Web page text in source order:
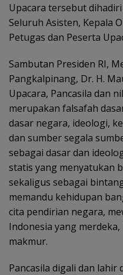
Upacara tersebut
Seluruh Asisten, Kepala
Petugas dan Peserta
Sambutan Presiden RI,
Pangkalpinang, Dr. H.
Upacara, Pancasila dan
merupakan falsafah
dasar negara, ideologi,
dan sumber segala
sebagai dasar dan
statis yang menyatukan
sekaligus sebagai
memandu kehidupan
cita pendirian negara,
Indonesia yang
makmur.
Pancasila digali dan lahir